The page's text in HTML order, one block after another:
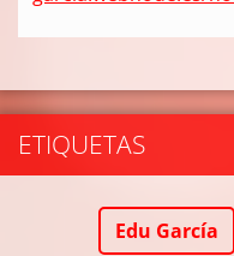
ETIQUETAS
Edu García